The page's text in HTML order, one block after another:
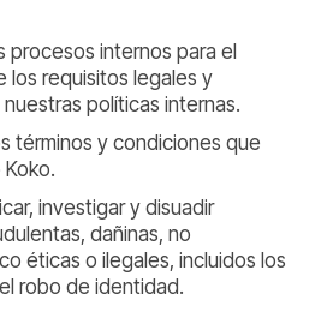
procesos internos para el
los requisitos legales y
políticas internas.
términos y condiciones que
investigar y disuadir
dañinas, no
éticas o ilegales, incluidos los
robo de identidad.